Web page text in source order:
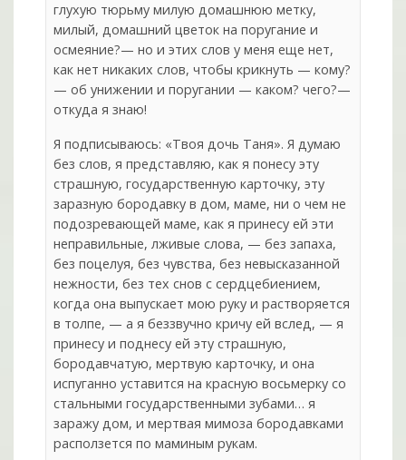
глухую тюрьму милую домашнюю метку,
милый, домашний цветок на поругание и
осмеяние?— но и этих слов у меня еще нет,
как нет никаких слов, чтобы крикнуть — кому?
— об унижении и поругании — каком? чего?—
откуда я знаю!
Я подписываюсь: «Твоя дочь Таня». Я думаю
без слов, я представляю, как я понесу эту
страшную, государственную карточку, эту
заразную бородавку в дом, маме, ни о чем не
подозревающей маме, как я принесу ей эти
неправильные, лживые слова, — без запаха,
без поцелуя, без чувства, без невысказанной
нежности, без тех снов с сердцебиением,
когда она выпускает мою руку и растворяется
в толпе, — а я беззвучно кричу ей вслед, — я
принесу и поднесу ей эту страшную,
бородавчатую, мертвую карточку, и она
испуганно уставится на красную восьмерку со
стальными государственными зубами… я
заражу дом, и мертвая мимоза бородавками
расползется по маминым рукам.